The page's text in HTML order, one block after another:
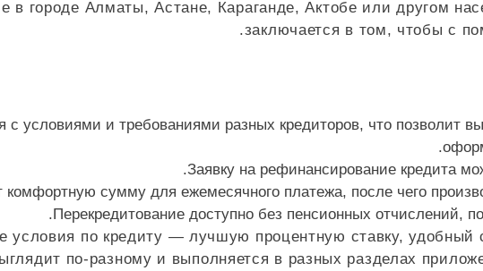
в городе Алматы, Астане, Караганде, Актобе или другом
заключается в том, чтобы с
с условиями и требованиями разных кредиторов, что позволит
Заявку на рефинансирование кредита
сумму для ежемесячного платежа, после чего
Перекредитование доступно без пенсионных отчислений,
условия по кредиту — лучшую процентную ставку,
по-разному и выполняется в разных разделах